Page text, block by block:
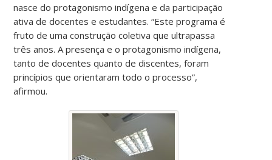
nasce do protagonismo indígena e da participação
ativa de docentes e estudantes. “Este programa é
fruto de uma construção coletiva que ultrapassa
três anos. A presença e o protagonismo indígena,
tanto de docentes quanto de discentes, foram
princípios que orientaram todo o processo”,
afirmou.